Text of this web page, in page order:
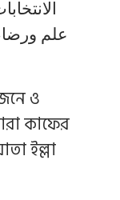
علم
ও
কাফের
ইল্লা